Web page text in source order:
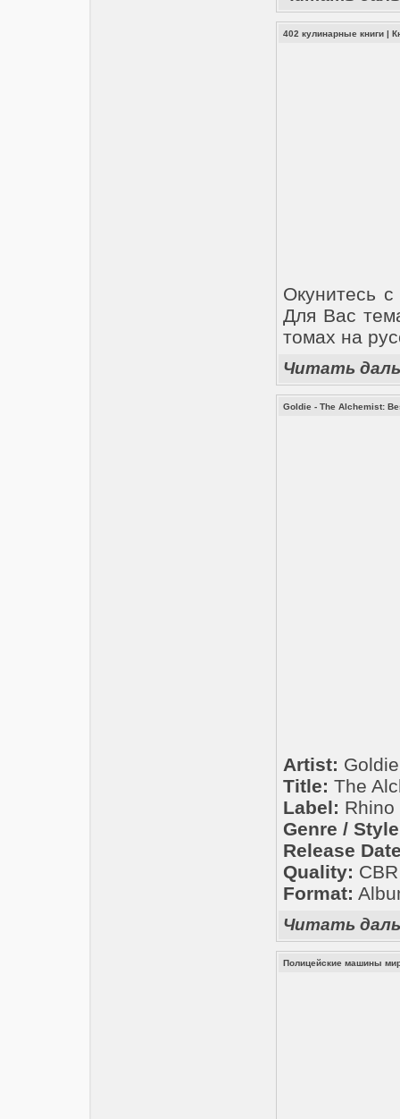
402 кулинарные книги |
Окунитесь
Для Вас
томах на
Читать
Goldie - The Alchemist:
Artist: Goldie
Title: The
Label: Rhino
Genre /
Release
Quality:
Format:
Читать
Полицейские машины